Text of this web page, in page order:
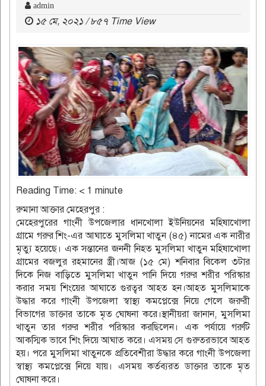
admin
১৫ মে, ২০২১ / ৮৫৭ Time View
Reading Time: < 1 minute
রুমানা আক্তার মেহেরপুর :
মেহেরপুরের গাংনী উপজেলার ধানখোলা ইউনিয়নের মহিষাখোলা
গ্রামে গরুর শিং-এর আঘাতে মুসলিমা খাতুন (৪৫) নামের এক নারীর
মৃত্যু হয়েছে। এক সন্তানের জননী নিহত মুসলিমা খাতুন মহিষাখোলা
গ্রামের বজলুর রহমানের স্ত্রী।আজ (১৫ মে) শনিবার বিকেল ৩টার
দিকে নিজ বাড়িতে মুসলিমা খাতুন পানি দিয়ে গরুর শরীর পরিস্কার
করার সময় শিংয়ের আঘাতে গুরত্বর আহত হন।আহত মুসলিমাকে
উদ্ধার করে গাংনী উপজেলা স্বাস্থ্য কমপ্লেক্সে নিয়ে গেলে জরুরী
বিভাগের ডাক্তার তাকে মৃত ঘোষনা করে।স্থানীয়রা জানান, মুসলিমা
খাতুন তার গরুর শরীর পরিস্কার করছিলেন। এক পর্যায়ে গরুটি
আকস্মিক ভাবে শিং দিয়ে আঘাত করে। এসময় সে গুরুতরভাবে আহত
হয়। পরে মুসলিমা খাতুনকে প্রতিবেশীরা উদ্ধার করে গাংনী উপজেলা
স্বাস্থ্য কমপ্লেক্সে নিয়ে যায়। এসময় কর্তব্যরত ডাক্তার তাকে মৃত
ঘোষনা করে।